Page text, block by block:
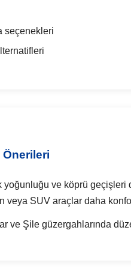
seçenekleri
Önerileri
ve köprü geçişleri
veya SUV araçlar daha
ve Şile güzergahlarında